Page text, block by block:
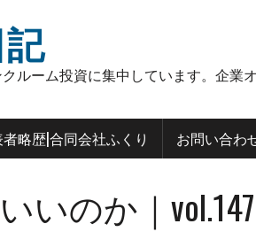
ルーム投資に集中しています。企
略歴|合同会社ふくり お問い合わ
いのか｜vol.147